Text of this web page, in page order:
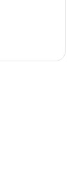
(디스커